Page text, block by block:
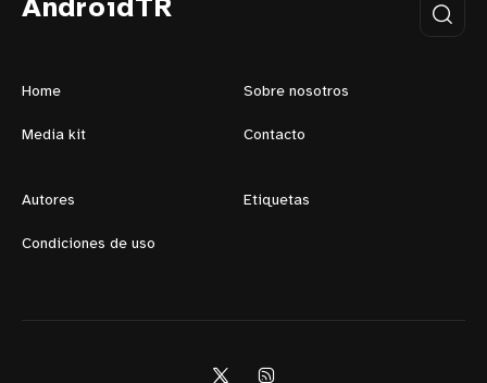
AndroidTR
Home Sobre nosotros
Media kit Contacto
Autores Etiquetas
Condiciones de uso